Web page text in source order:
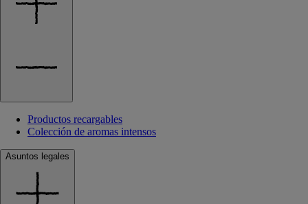
Productos recargables
Colección de aromas intensos
Asuntos legales